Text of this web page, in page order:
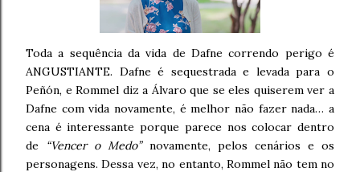
Toda a sequência da vida de Dafne correndo perigo é
ANGUSTIANTE. Dafne é sequestrada e levada para o
Peñón, e Rommel diz a Álvaro que se eles quiserem ver a
Dafne com vida novamente, é melhor não fazer nada… a
cena é interessante porque parece nos colocar dentro
de
“Vencer o Medo”novamente, pelos cenários e os
personagens. Dessa vez, no entanto, Rommel não tem no